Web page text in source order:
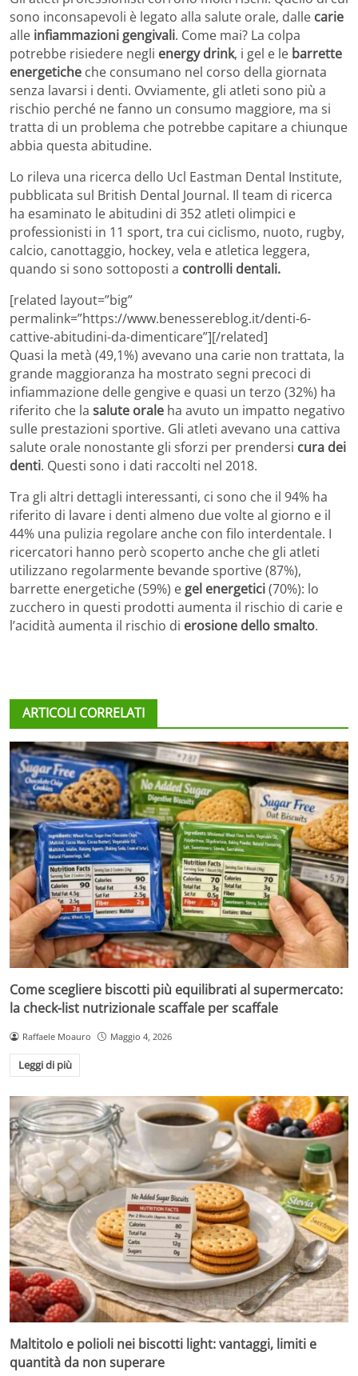
sono inconsapevoli è legato alla salute orale, dalle carie
alle infiammazioni gengivali. Come mai? La colpa
potrebbe risiedere negli energy drink, i gel e le barrette
energetiche che consumano nel corso della giornata
senza lavarsi i denti. Ovviamente, gli atleti sono più a
rischio perché ne fanno un consumo maggiore, ma si
tratta di un problema che potrebbe capitare a chiunque
abbia questa abitudine.
Lo rileva una ricerca dello Ucl Eastman Dental Institute,
pubblicata sul British Dental Journal. Il team di ricerca
ha esaminato le abitudini di 352 atleti olimpici e
professionisti in 11 sport, tra cui ciclismo, nuoto, rugby,
calcio, canottaggio, hockey, vela e atletica leggera,
quando si sono sottoposti a controlli dentali.
[related layout=”big”
permalink=”https://www.benessereblog.it/denti-6-
cattive-abitudini-da-dimenticare”][/related]
Quasi la metà (49,1%) avevano una carie non trattata, la
grande maggioranza ha mostrato segni precoci di
infiammazione delle gengive e quasi un terzo (32%) ha
riferito che la salute orale ha avuto un impatto negativo
sulle prestazioni sportive. Gli atleti avevano una cattiva
salute orale nonostante gli sforzi per prendersi cura dei
denti. Questi sono i dati raccolti nel 2018.
Tra gli altri dettagli interessanti, ci sono che il 94% ha
riferito di lavare i denti almeno due volte al giorno e il
44% una pulizia regolare anche con filo interdentale. I
ricercatori hanno però scoperto anche che gli atleti
utilizzano regolarmente bevande sportive (87%),
barrette energetiche (59%) e gel energetici(70%): lo
zucchero in questi prodotti aumenta il rischio di carie e
l’acidità aumenta il rischio di erosione dello smalto.
ARTICOLI CORRELATI
Come scegliere biscotti più equilibrati al supermercato:
la check-list nutrizionale scaffale per scaffale
Raffaele Moauro Maggio 4, 2026
Leggi di più
Maltitolo e polioli nei biscotti light: vantaggi, limiti e
quantità da non superare